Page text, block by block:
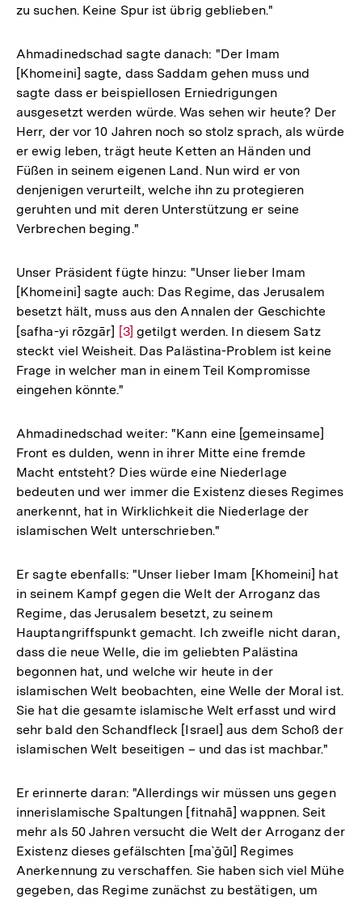
zu suchen. Keine Spur ist übrig geblieben."
Ahmadinedschad sagte danach: "Der Imam
[Khomeini] sagte, dass Saddam gehen muss und
sagte dass er beispiellosen Erniedrigungen
ausgesetzt werden würde. Was sehen wir heute? Der
Herr, der vor 10 Jahren noch so stolz sprach, als würde
er ewig leben, trägt heute Ketten an Händen und
Füßen in seinem eigenen Land. Nun wird er von
denjenigen verurteilt, welche ihn zu protegieren
geruhten und mit deren Unterstützung er seine
Verbrechen beging."
Unser Präsident fügte hinzu: "Unser lieber Imam
[Khomeini] sagte auch: Das Regime, das Jerusalem
besetzt hält, muss aus den Annalen der Geschichte
[safha-yi rōzgār] Zur
Auflösung
der
Fußnote
[3] getilgt werden. In diesem Satz
steckt viel Weisheit. Das Palästina-Problem ist keine
Frage in welcher man in einem Teil Kompromisse
eingehen könnte."
Ahmadinedschad weiter: "Kann eine [gemeinsame]
Front es dulden, wenn in ihrer Mitte eine fremde
Macht entsteht? Dies würde eine Niederlage
bedeuten und wer immer die Existenz dieses Regimes
anerkennt, hat in Wirklichkeit die Niederlage der
islamischen Welt unterschrieben."
Er sagte ebenfalls: "Unser lieber Imam [Khomeini] hat
in seinem Kampf gegen die Welt der Arroganz das
Regime, das Jerusalem besetzt, zu seinem
Hauptangriffspunkt gemacht. Ich zweifle nicht daran,
dass die neue Welle, die im geliebten Palästina
begonnen hat, und welche wir heute in der
islamischen Welt beobachten, eine Welle der Moral ist.
Sie hat die gesamte islamische Welt erfasst und wird
sehr bald den Schandfleck [Israel] aus dem Schoß der
islamischen Welt beseitigen – und das ist machbar."
Er erinnerte daran: "Allerdings wir müssen uns gegen
innerislamische Spaltungen [fitnahā] wappnen. Seit
mehr als 50 Jahren versucht die Welt der Arroganz der
Existenz dieses gefälschten [ma`ğūl] Regimes
Anerkennung zu verschaffen. Sie haben sich viel Mühe
gegeben, das Regime zunächst zu bestätigen, um